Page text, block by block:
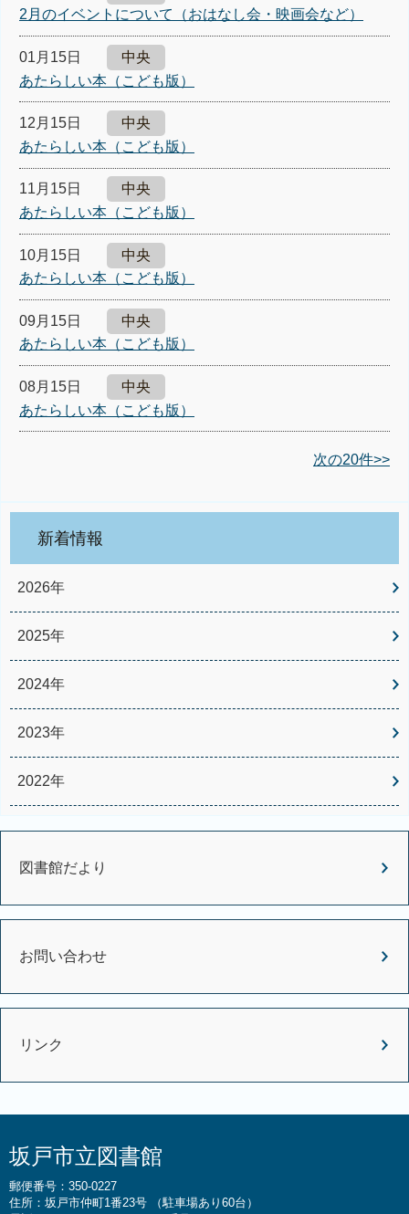
2月のイベントについて（おはなし会・映画会など）
01月15日
中央
あたらしい本（こども版）
12月15日
中央
あたらしい本（こども版）
11月15日
中央
あたらしい本（こども版）
10月15日
中央
あたらしい本（こども版）
09月15日
中央
あたらしい本（こども版）
08月15日
中央
あたらしい本（こども版）
次の20件>>
新着情報
2026年
2025年
2024年
2023年
2022年
図書館だより
お問い合わせ
リンク
坂戸市立図書館
郵便番号：350-0227
住所：坂戸市仲町1番23号 （駐車場あり60台）